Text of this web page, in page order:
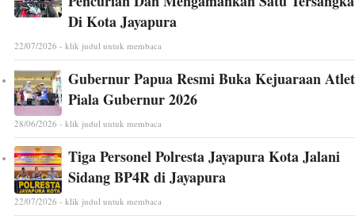
Di Kota Jayapura
22/07/2026 - klik judul untuk membaca
Gubernur Papua Resmi Buka Kejuaraan
Piala Gubernur 2026
28/06/2026 - klik judul untuk membaca
Tiga Personel Polresta Jayapura Kota Jalani
Sidang BP4R di Jayapura
22/07/2026 - klik judul untuk membaca